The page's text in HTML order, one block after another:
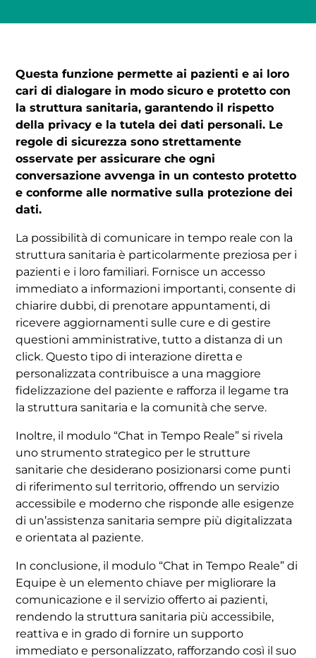
Questa funzione permette ai pazienti e ai loro
cari di dialogare in modo sicuro e protetto con
la struttura sanitaria, garantendo il rispetto
della privacy e la tutela dei dati personali. Le
regole di sicurezza sono strettamente
osservate per assicurare che ogni
conversazione avvenga in un contesto protetto
e conforme alle normative sulla protezione dei
dati.
La possibilità di comunicare in tempo reale con la
struttura sanitaria è particolarmente preziosa per i
pazienti e i loro familiari. Fornisce un accesso
immediato a informazioni importanti, consente di
chiarire dubbi, di prenotare appuntamenti, di
ricevere aggiornamenti sulle cure e di gestire
questioni amministrative, tutto a distanza di un
click. Questo tipo di interazione diretta e
personalizzata contribuisce a una maggiore
fidelizzazione del paziente e rafforza il legame tra
la struttura sanitaria e la comunità che serve.
Inoltre, il modulo “Chat in Tempo Reale” si rivela
uno strumento strategico per le strutture
sanitarie che desiderano posizionarsi come punti
di riferimento sul territorio, offrendo un servizio
accessibile e moderno che risponde alle esigenze
di un’assistenza sanitaria sempre più digitalizzata
e orientata al paziente.
In conclusione, il modulo “Chat in Tempo Reale” di
Equipe è un elemento chiave per migliorare la
comunicazione e il servizio offerto ai pazienti,
rendendo la struttura sanitaria più accessibile,
reattiva e in grado di fornire un supporto
immediato e personalizzato, rafforzando così il suo